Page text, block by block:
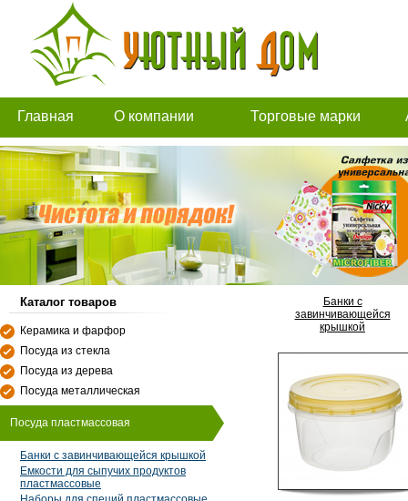
Главная О компании Торговые марки
Каталог товаров
Керамика и фарфор
Посуда из стекла
Посуда из дерева
Посуда металлическая
Посуда пластмассовая
Банки с завинчивающейся крышкой
Емкости для сыпучих продуктов
пластмассовые
Банки с
завинчивающейся
крышкой